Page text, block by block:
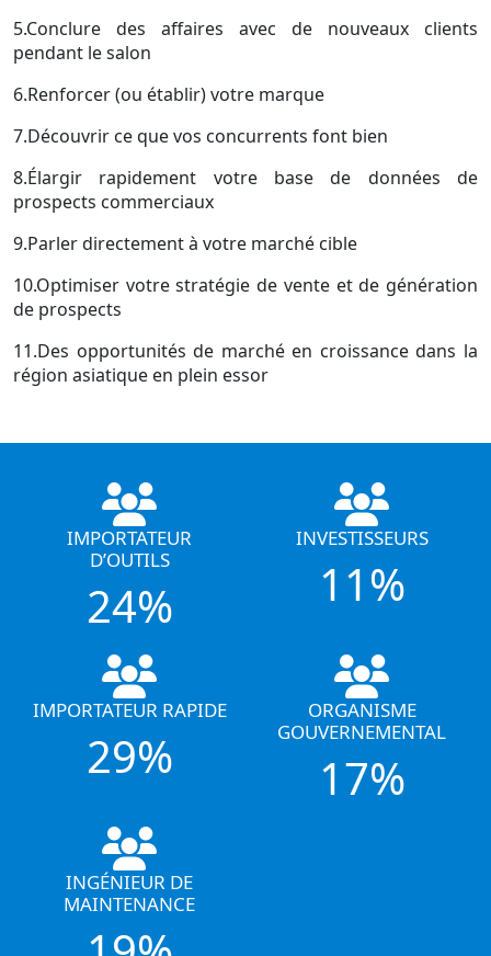
5.Conclure des affaires avec de nouveaux clients
pendant le salon
6.Renforcer (ou établir) votre marque
7.Découvrir ce que vos concurrents font bien
8.Élargir rapidement votre base de données de
prospects commerciaux
9.Parler directement à votre marché cible
10.Optimiser votre stratégie de vente et de génération
de prospects
11.Des opportunités de marché en croissance dans la
région asiatique en plein essor
IMPORTATEUR
D’OUTILS
24%
INVESTISSEURS
11%
IMPORTATEUR RAPIDE
29%
ORGANISME
GOUVERNEMENTAL
17%
INGÉNIEUR DE
MAINTENANCE